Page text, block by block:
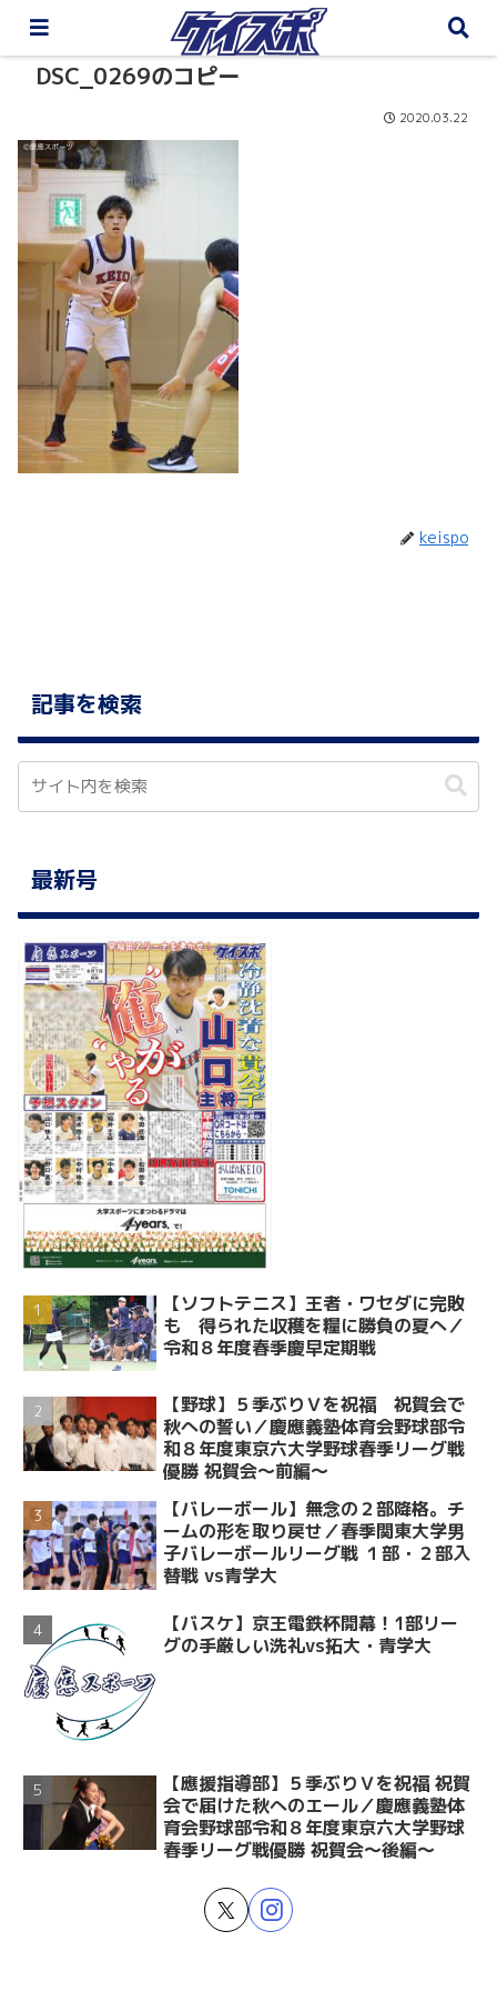
DSC_0269のコピー
2020.03.22
keispo
記事を検索
最新号
【ソフトテニス】王者・ワセダに完敗
も 得られた収穫を糧に勝負の夏へ／
令和８年度春季慶早定期戦
【野球】５季ぶりＶを祝福 祝賀会で
秋への誓い／慶應義塾体育会野球部令
和８年度東京六大学野球春季リーグ戦
優勝 祝賀会～前編～
【バレーボール】無念の２部降格。チ
ームの形を取り戻せ／春季関東大学男
子バレーボールリーグ戦 １部・２部入
替戦 vs青学大
【バスケ】京王電鉄杯開幕！1部リー
グの手厳しい洗礼vs拓大・青学大
【應援指導部】５季ぶりＶを祝福 祝賀
会で届けた秋へのエール／慶應義塾体
育会野球部令和８年度東京六大学野球
春季リーグ戦優勝 祝賀会～後編～